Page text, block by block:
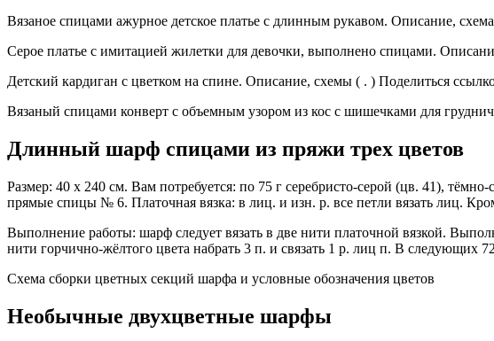
Вязаное спицами ажурное детское платье с длинным рукавом. Описание,
Серое платье с имитацией жилетки для девочки, выполнено спицами.
Детский кардиган с цветком на спине. Описание, схемы ( . ) Поделиться
Вязаный спицами конверт с объемным узором из кос с шишечками для
Длинный шарф спицами из пряжи трех цветов
Размер: 40 х 240 см. Вам потребуется: по 75 г серебристо-серой (цв. 41),
прямые спицы № 6. Платочная вязка: в лиц. и изн. р. все петли вязать лиц.
Выполнение работы: шарф следует вязать в две нити платочной вязкой.
нити горчично-жёлтого цвета набрать 3 п. и связать 1 р. лиц п. В
Схема сборки цветных секций шарфа и условные обозначения цветов
Необычные двухцветные шарфы